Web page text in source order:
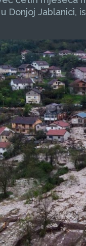
Donjoj